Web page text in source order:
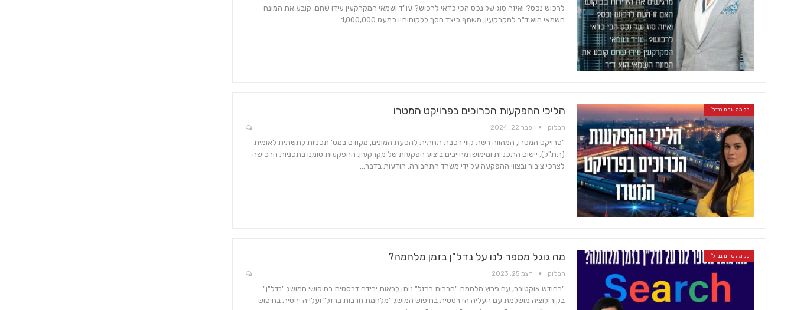
לרכוש נכס? ואיזה סוג של נכס הכי כדאי לרכוש? עו"ד ושמאי המקרקעין עידו שחם, קובע את המונח
השמאי הוא ד"ר למקרקעין, משתף כיצד חסך ללקוחותיו כמעט 1,000,000…
כל מה שחם בנדל"ן הליכי ההפקעות הכרוכים בפרויקט המטרו
הבלוק פבר 22, 2024
"פרויקט המטרו, המהווה רשת קווי רכבת תחתית להסעת המונים, מקודם במס' תכניות לתשתית לאומית
(תת"ל). יישום התכניות ומימושן מחייבים ביצוע הפקעות של מקרקעין. ההפקעות סומנו בתכניות הרכישה
לצרכי ציבור ובצווי ההפקעה על ידי משרד התחבורה. הודעות בדבר…
כל מה שחם בנדל"ן מה גוגל מספר לנו על נדל"ן בזמן מלחמה?
הבלוק דצמ 25, 2023
"בחודש אוקטובר, עם פרוץ מלחמת "חרבות ברזל" ניתן לראות ירידה דרסטית בחיפושי המושג "נדל"ן"
בקורולוציה מושלמת עם העליה הדרסטית בחיפוש המושג "מלחמת חרבות ברזל" ועלייה יחסית בחיפוש